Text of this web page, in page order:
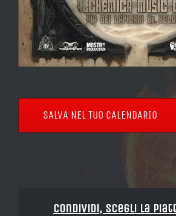
SALVA NEL TUO CALENDARIO
Condividi, Scegli la